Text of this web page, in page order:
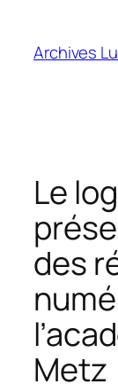
contenu
Archives
Le
des
Metz